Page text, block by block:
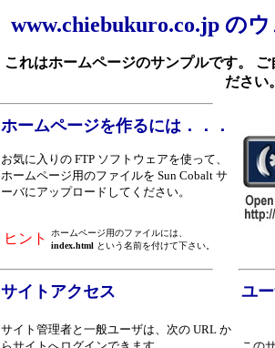
www.chiebukuro.co.jp の
これはホームページのサンプルです。
ださい
ホームページを作るには．．．
お気に入りの FTP ソフトウェアを使って、
ホームページ用のファイルを Sun Cobalt サ
ーバにアップロードしてください。
ヒント
ホームページ用のファイルには、
index.html という名前を付けて下さい。
サイトアクセス
サイト管理者と一般ユーザは、次の URL か
ユ